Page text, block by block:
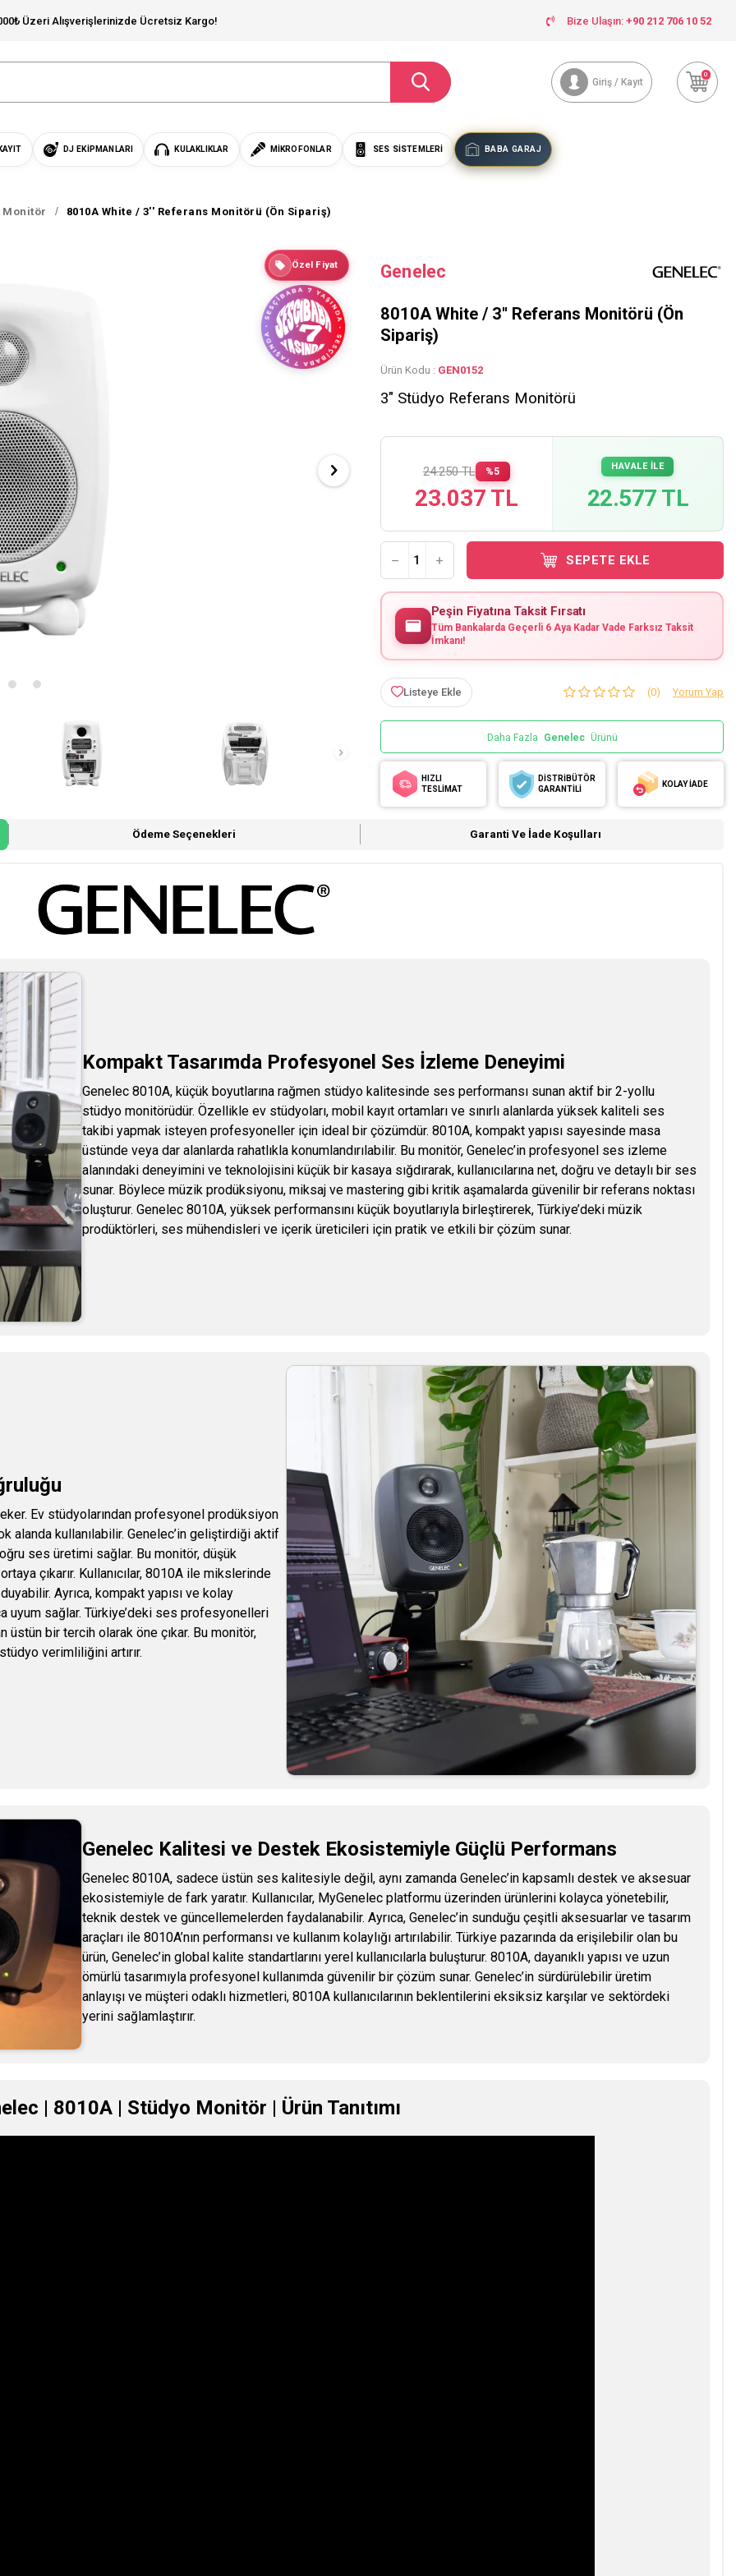
Üzeri Alışverişlerinizde Ücretsiz Kargo! Bize Ulaşın: +90 212 706 10 52
Giriş / Kayıt
0
DJ EKIPMANLARI KULAKLIKLAR MIKROFONLAR SES SISTEMLERI BABA GARAJ
Monitör 8010A White / 3'' Referans Monitörü (Ön Sipariş)
Özel Fiyat Genelec
8010A White / 3'' Referans Monitörü (Ön
Sipariş)
Ürün Kodu : GEN0152
3" Stüdyo Referans Monitörü
24.250 TL %5
23.037 TL
HAVALE İLE
22.577 TL
SEPETE EKLE
Peşin Fiyatına Taksit Fırsatı
Tüm Bankalarda Geçerli 6 Aya Kadar Vade Farksız Taksit
İmkanı!
Listeye Ekle (0) Yorum Yap
Daha Fazla Genelec Ürünü
HIZLI
TESLİMAT
DİSTRİBÜTÖR
GARANTİLİ
KOLAY İADE
Ödeme Seçenekleri Garanti Ve İade Koşulları
Kompakt Tasarımda Profesyonel Ses İzleme Deneyimi
Genelec 8010A, küçük boyutlarına rağmen stüdyo kalitesinde ses performansı sunan aktif bir 2-yollu
stüdyo monitörüdür. Özellikle ev stüdyoları, mobil kayıt ortamları ve sınırlı alanlarda yüksek kaliteli ses
takibi yapmak isteyen profesyoneller için ideal bir çözümdür. 8010A, kompakt yapısı sayesinde masa
üstünde veya dar alanlarda rahatlıkla konumlandırılabilir. Bu monitör, Genelec’in profesyonel ses izleme
alanındaki deneyimini ve teknolojisini küçük bir kasaya sığdırarak, kullanıcılarına net, doğru ve detaylı bir ses
sunar. Böylece müzik prodüksiyonu, miksaj ve mastering gibi kritik aşamalarda güvenilir bir referans noktası
oluşturur. Genelec 8010A, yüksek performansını küçük boyutlarıyla birleştirerek, Türkiye’deki müzik
prodüktörleri, ses mühendisleri ve içerik üreticileri için pratik ve etkili bir çözüm sunar.
Ev stüdyolarından profesyonel prodüksiyon
alanda kullanılabilir. Genelec’in geliştirdiği aktif
ses üretimi sağlar. Bu monitör, düşük
çıkarır. Kullanıcılar, 8010A ile mikslerinde
Ayrıca, kompakt yapısı ve kolay
uyum sağlar. Türkiye’deki ses profesyonelleri
üstün bir tercih olarak öne çıkar. Bu monitör,
verimliliğini artırır.
Genelec Kalitesi ve Destek Ekosistemiyle Güçlü Performans
Genelec 8010A, sadece üstün ses kalitesiyle değil, aynı zamanda Genelec’in kapsamlı destek ve aksesuar
ekosistemiyle de fark yaratır. Kullanıcılar, MyGenelec platformu üzerinden ürünlerini kolayca yönetebilir,
teknik destek ve güncellemelerden faydalanabilir. Ayrıca, Genelec’in sunduğu çeşitli aksesuarlar ve tasarım
araçları ile 8010A’nın performansı ve kullanım kolaylığı artırılabilir. Türkiye pazarında da erişilebilir olan bu
ürün, Genelec’in global kalite standartlarını yerel kullanıcılarla buluşturur. 8010A, dayanıklı yapısı ve uzun
ömürlü tasarımıyla profesyonel kullanımda güvenilir bir çözüm sunar. Genelec’in sürdürülebilir üretim
anlayışı ve müşteri odaklı hizmetleri, 8010A kullanıcılarının beklentilerini eksiksiz karşılar ve sektördeki
yerini sağlamlaştırır.
| 8010A | Stüdyo Monitör | Ürün Tanıtımı